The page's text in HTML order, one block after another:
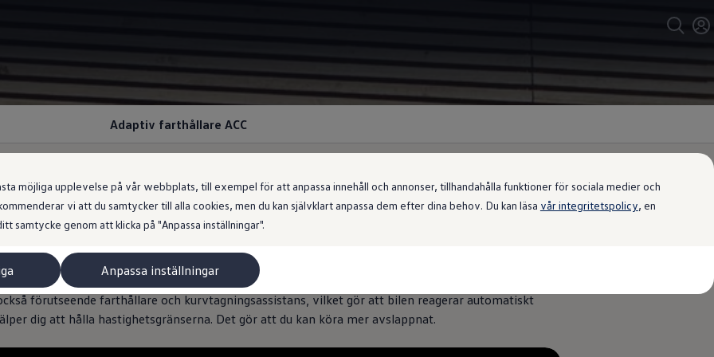
möjliga upplevelse på vår webbplats, till exempel för att anpassa innehåll och annonser, tillhandahålla funktioner för sociala medier och
vi att du samtycker till alla cookies, men du kan självklart anpassa dem efter dina behov. Du kan läsa vår integritetspolicy, en
samtycke genom att klicka på "Anpassa inställningar".
Anpassa inställningar
Adaptiv farthållare ACC
Och hastighetsbegränsingen.
är ett tillval kan hjälpa dig att hålla en tidigare inställd maxhastighet och även avståndet till
förutseende farthållare och kurvtagningsassistans, vilket gör att bilen reagerar automatiskt
dig att hålla hastighetsgränserna. Det gör att du kan köra mer avslappnat.